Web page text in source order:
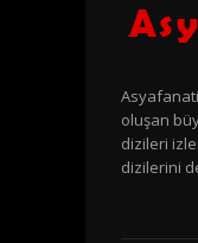
oluşan
dizileri
dizilerini